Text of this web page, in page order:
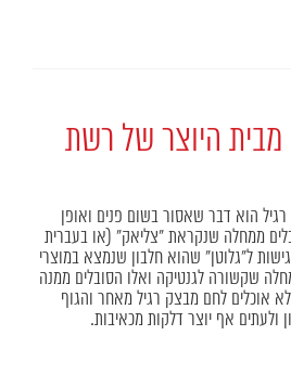
מבית היוצר של רשת
הוא דבר שאסור בשום פנים ואופן
ממחלה שנקראת "צליאק" (או בעברית
ל"גלוטן" שהוא חלבון שנמצא במוצרי
שקשורה לגנטיקה ואלו הסובלים ממנה
לא אוכלים לחם מבצק רגיל מאחר והגוף
אף יוצר דלקות מכאיבות.